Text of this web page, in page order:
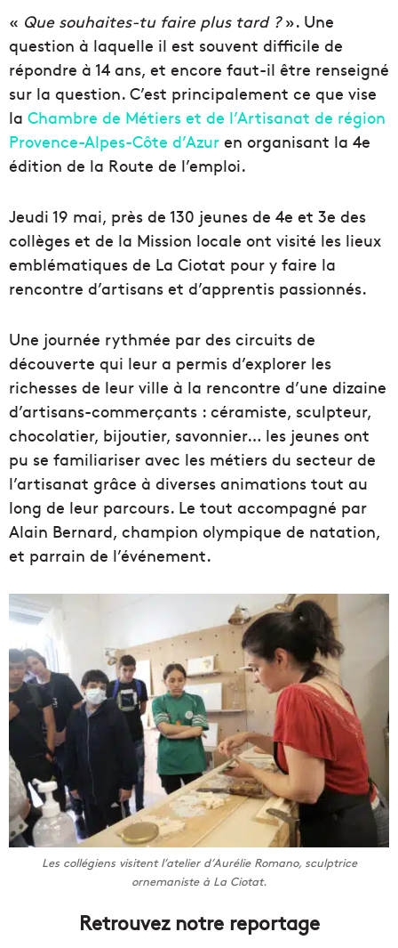
« Que souhaites-tu faire plus tard ?». Une
question à laquelle il est souvent difficile de
répondre à 14 ans, et encore faut-il être renseigné
sur la question. C’est principalement ce que vise
la Chambre de Métiers et de l’Artisanat de région
Provence-Alpes-Côte d’Azur en organisant la 4e
édition de la Route de l’emploi.
Jeudi 19 mai, près de 130 jeunes de 4e et 3e des
collèges et de la Mission locale ont visité les lieux
emblématiques de La Ciotat pour y faire la
rencontre d’artisans et d’apprentis passionnés.
Une journée rythmée par des circuits de
découverte qui leur a permis d’explorer les
richesses de leur ville à la rencontre d’une dizaine
d’artisans-commerçants : céramiste, sculpteur,
chocolatier, bijoutier, savonnier… les jeunes ont
pu se familiariser avec les métiers du secteur de
l’artisanat grâce à diverses animations tout au
long de leur parcours. Le tout accompagné par
Alain Bernard, champion olympique de natation,
et parrain de l’événement.
Les collégiens visitent l’atelier d’Aurélie Romano, sculptrice
ornemaniste à La Ciotat.
Retrouvez notre reportage